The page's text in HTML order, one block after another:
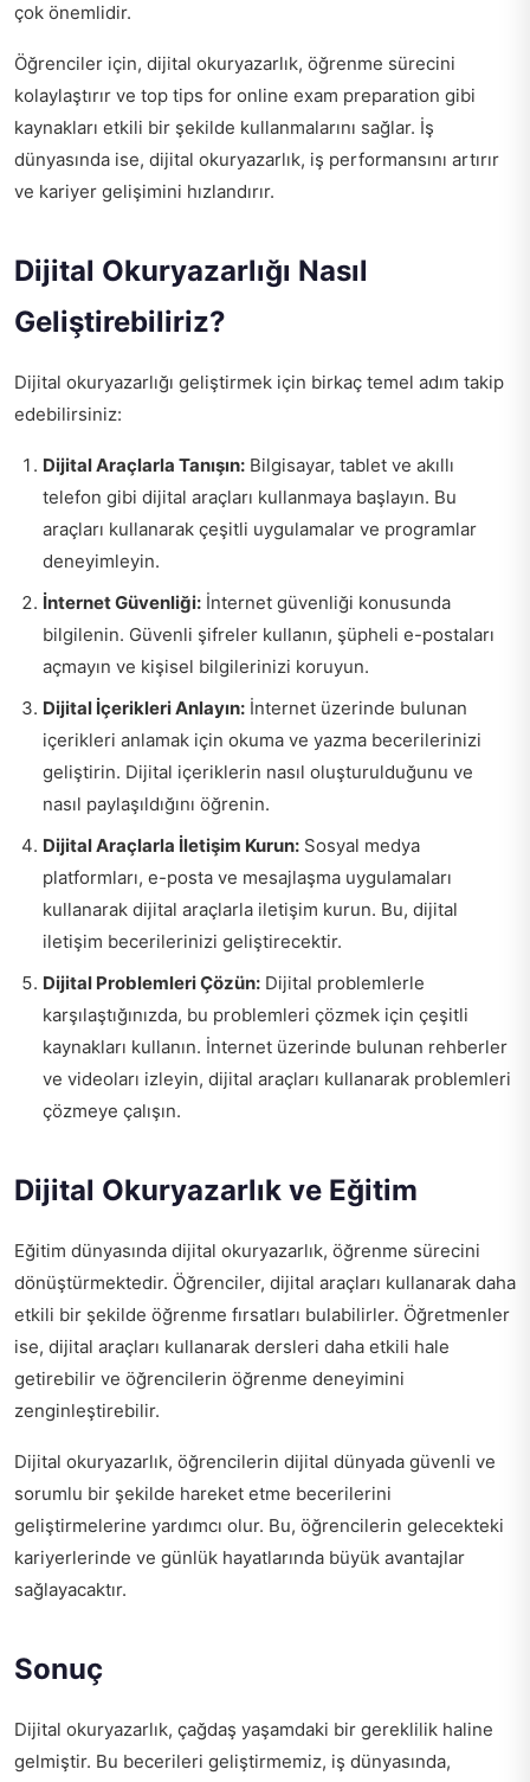
çok önemlidir.
Öğrenciler için, dijital okuryazarlık, öğrenme sürecini
kolaylaştırır ve top tips for online exam preparation gibi
kaynakları etkili bir şekilde kullanmalarını sağlar. İş
dünyasında ise, dijital okuryazarlık, iş performansını artırır
ve kariyer gelişimini hızlandırır.
Dijital Okuryazarlığı Nasıl
Geliştirebiliriz?
Dijital okuryazarlığı geliştirmek için birkaç temel adım takip
edebilirsiniz:
Dijital Araçlarla Tanışın: Bilgisayar, tablet ve akıllı
telefon gibi dijital araçları kullanmaya başlayın. Bu
araçları kullanarak çeşitli uygulamalar ve programlar
deneyimleyin.
İnternet Güvenliği: İnternet güvenliği konusunda
bilgilenin. Güvenli şifreler kullanın, şüpheli e-postaları
açmayın ve kişisel bilgilerinizi koruyun.
Dijital İçerikleri Anlayın: İnternet üzerinde bulunan
içerikleri anlamak için okuma ve yazma becerilerinizi
geliştirin. Dijital içeriklerin nasıl oluşturulduğunu ve
nasıl paylaşıldığını öğrenin.
Dijital Araçlarla İletişim Kurun: Sosyal medya
platformları, e-posta ve mesajlaşma uygulamaları
kullanarak dijital araçlarla iletişim kurun. Bu, dijital
iletişim becerilerinizi geliştirecektir.
Dijital Problemleri Çözün: Dijital problemlerle
karşılaştığınızda, bu problemleri çözmek için çeşitli
kaynakları kullanın. İnternet üzerinde bulunan rehberler
ve videoları izleyin, dijital araçları kullanarak problemleri
çözmeye çalışın.
Dijital Okuryazarlık ve Eğitim
Eğitim dünyasında dijital okuryazarlık, öğrenme sürecini
dönüştürmektedir. Öğrenciler, dijital araçları kullanarak daha
etkili bir şekilde öğrenme fırsatları bulabilirler. Öğretmenler
ise, dijital araçları kullanarak dersleri daha etkili hale
getirebilir ve öğrencilerin öğrenme deneyimini
zenginleştirebilir.
Dijital okuryazarlık, öğrencilerin dijital dünyada güvenli ve
sorumlu bir şekilde hareket etme becerilerini
geliştirmelerine yardımcı olur. Bu, öğrencilerin gelecekteki
kariyerlerinde ve günlük hayatlarında büyük avantajlar
sağlayacaktır.
Sonuç
Dijital okuryazarlık, çağdaş yaşamdaki bir gereklilik haline
gelmiştir. Bu becerileri geliştirmemiz, iş dünyasında,